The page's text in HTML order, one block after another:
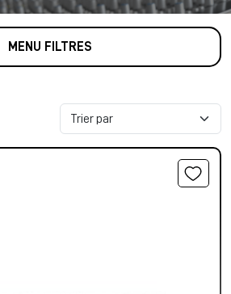
MENU FILTRES